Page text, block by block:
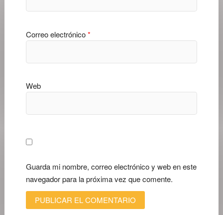
Correo electrónico*
Web
Guarda mi nombre, correo electrónico y web en este
navegador para la próxima vez que comente.